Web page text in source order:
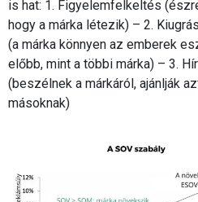
is hat: 1. Figyelemfelkeltés
hogy a márka létezik) – 2.
(a márka könnyen az emberek
előbb, mint a többi márka) – 3.
(beszélnek a márkáról, ajánlják
másoknak)